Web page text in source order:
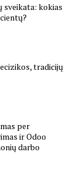
sveikata: kokias
tradicijų
per
ir Odoo
darbo